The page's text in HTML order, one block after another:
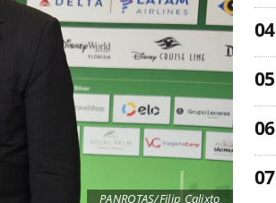
PANROTAS/Filip Calixto